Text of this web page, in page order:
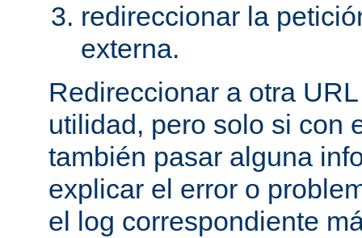
redireccionar la
externa.
Redireccionar a otra
utilidad, pero solo si con
también pasar alguna
explicar el error o
el log correspondiente